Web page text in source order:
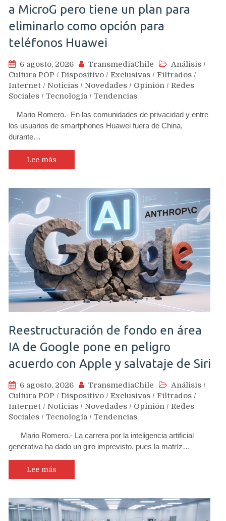
a MicroG pero tiene un plan para
eliminarlo como opción para
teléfonos Huawei
6 agosto, 2026 TransmediaChile Análisis /
Cultura POP / Dispositivo / Exclusivas / Filtrados /
Internet / Noticias / Novedades / Opinión / Redes
Sociales / Tecnología / Tendencias
Mario Romero.- En las comunidades de privacidad y entre
los usuarios de smartphones Huawei fuera de China,
durante…
Lee más
Reestructuración de fondo en área
IA de Google pone en peligro
acuerdo con Apple y salvataje de Siri
6 agosto, 2026 TransmediaChile Análisis /
Cultura POP / Dispositivo / Exclusivas / Filtrados /
Internet / Noticias / Novedades / Opinión / Redes
Sociales / Tecnología / Tendencias
Mario Romero.- La carrera por la inteligencia artificial
generativa ha dado un giro imprevisto, pues la matríz…
Lee más